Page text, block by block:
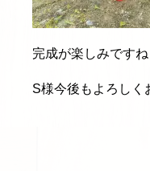
完成が楽しみですね
S様今後もよろしく